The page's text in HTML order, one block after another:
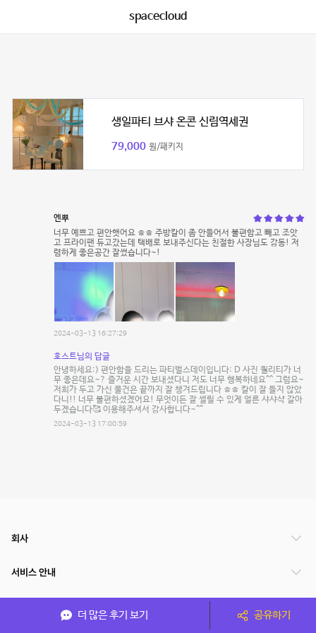
spacecloud
생일파티 브샤 온콘 신림역세권
79,000 원/패키지
엔뿌
너무 예쁘고 편안햇어요 ㅎㅎ 주방칼이 좀 안들어서 불편함고 빼고 조앗
고 프라이팬 듀고갔는데 택배로 보내주신다는 친절한 사장님도 감동! 저
렴하게 좋은공간 잘썼습니다~!
2024-03-13 16:27:29
호스트님의 답글
안녕하세요:) 편안함을 드리는 파티벌스데이입니다: D 사진 퀄리티가 너
무 좋은데요~? 즐거운 시간 보내셨다니 저도 너무 행복하네요^^ 그럼요~
저희가 두고 가신 물건은 끝까지 잘 챙겨드립니다 ㅎㅎ 칼이 잘 들지 않았
다니!! 너무 불편하셨겠어요! 무엇이든 잘 썰릴 수 있게 얼른 샤샤샥 갈아
두겠습니다🥰 이용해주셔서 감사합니다~^^
2024-03-13 17:00:59
더 많은 후기 보기 공유하기
회사
서비스 안내